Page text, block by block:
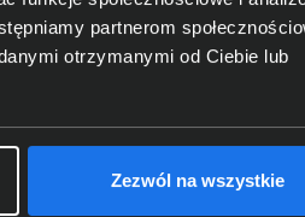
partnerom
otrzymanymi od Ciebie lub
Zezwól na wszystkie